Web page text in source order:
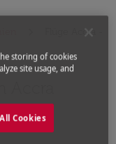
Flüge Accra -
Route (Abflugort
storing of cookies
site usage, and
Cookies